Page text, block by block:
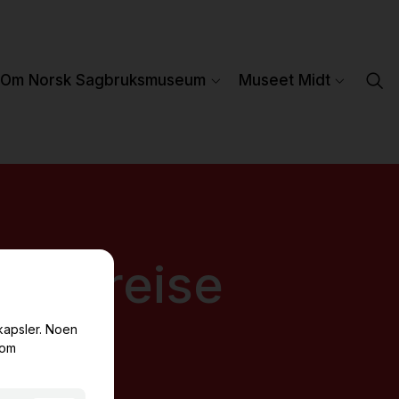
Om Norsk Sagbruksmuseum Museet Midt
reise